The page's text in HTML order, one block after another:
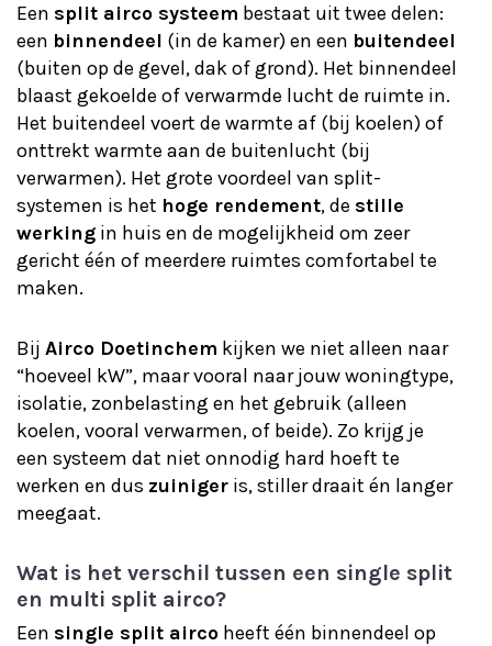
Een split airco systeem bestaat uit twee delen:
een binnendeel (in de kamer) en een buitendeel
(buiten op de gevel, dak of grond). Het binnendeel
blaast gekoelde of verwarmde lucht de ruimte in.
Het buitendeel voert de warmte af (bij koelen) of
onttrekt warmte aan de buitenlucht (bij
verwarmen). Het grote voordeel van split-
systemen is het hoge rendement, de stille
werking in huis en de mogelijkheid om zeer
gericht één of meerdere ruimtes comfortabel te
maken.
Bij Airco Doetinchem kijken we niet alleen naar
“hoeveel kW”, maar vooral naar jouw woningtype,
isolatie, zonbelasting en het gebruik (alleen
koelen, vooral verwarmen, of beide). Zo krijg je
een systeem dat niet onnodig hard hoeft te
werken en dus zuiniger is, stiller draait én langer
meegaat.
Wat is het verschil tussen een single split
en multi split airco?
Een single split airco heeft één binnendeel op